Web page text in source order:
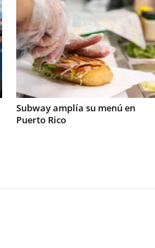
Subway amplía su menú en
Puerto Rico